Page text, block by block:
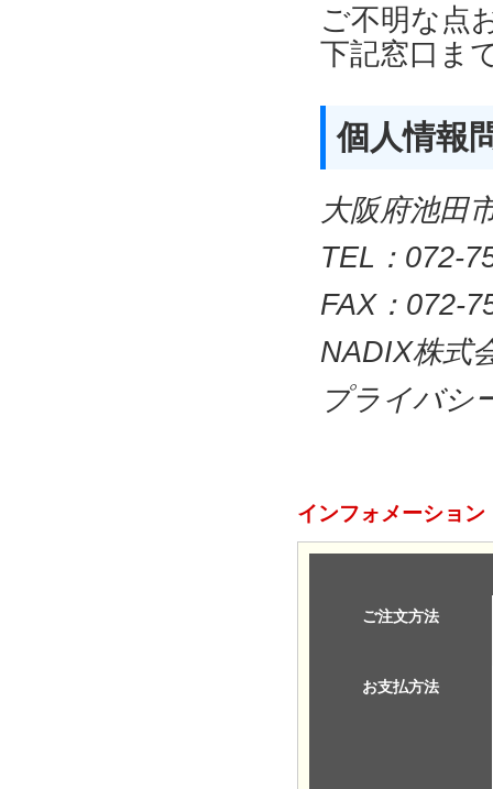
ご不明な点
下記窓口ま
個人情報
大阪府池田
TEL：072-
FAX：072-
NADIX株式
プライバシ
インフォメーション
ご注文方法
お支払方法